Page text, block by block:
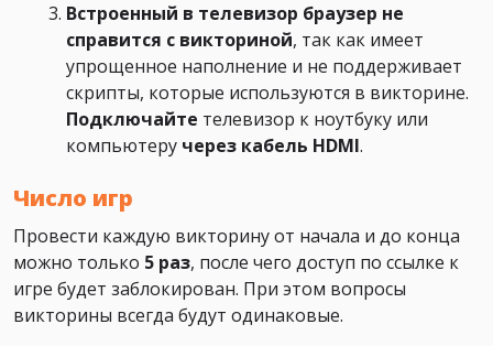
Встроенный в телевизор браузер не
справится с викториной, так как имеет
упрощенное наполнение и не поддерживает
скрипты, которые используются в викторине.
Подключайте телевизор к ноутбуку или
компьютеру через кабель HDMI.
Число игр
Провести каждую викторину от начала и до конца
можно только 5 раз, после чего доступ по ссылке к
игре будет заблокирован. При этом вопросы
викторины всегда будут одинаковые.